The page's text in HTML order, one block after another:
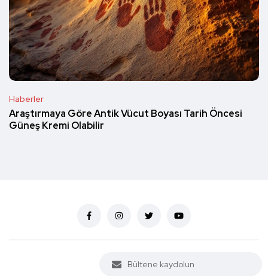
Haberler
Araştırmaya Göre Antik Vücut Boyası Tarih Öncesi
Güneş Kremi Olabilir